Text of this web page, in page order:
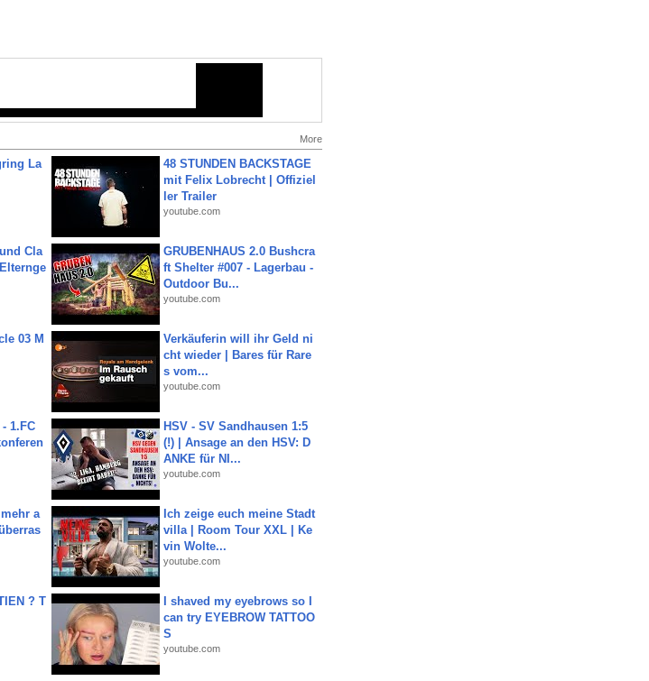
More
La
48 STUNDEN BACKSTAGE
mit Felix Lobrecht | Offiziel
ler Trailer
youtube.com
Cla
GRUBENHAUS 2.0 Bushcra
ft Shelter #007 - Lagerbau -
Outdoor Bu...
youtube.com
03 M
Verkäuferin will ihr Geld ni
cht wieder | Bares für Rare
s vom...
youtube.com
1.FC
HSV - SV Sandhausen 1:5
(!) | Ansage an den HSV: D
ANKE für NI...
youtube.com
a
Ich zeige euch meine Stadt
villa | Room Tour XXL | Ke
vin Wolte...
youtube.com
? T
I shaved my eyebrows so I
can try EYEBROW TATTOO
S
youtube.com